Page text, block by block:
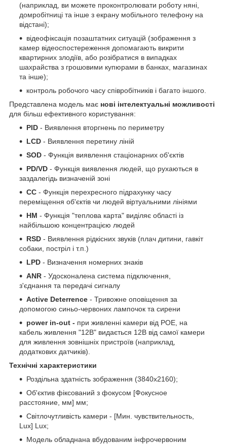
(наприклад, ви можете проконтролювати роботу няні,
домробітниці та інше з екрану мобільного телефону на
відстані);
відеофіксація позаштатних ситуацій (зображення з
камер відеоспостереження допомагають викрити
квартирних злодіїв, або розібратися в випадках
шахрайства з грошовими купюрами в банках, магазинах
та інше);
контроль робочого часу співробітників і багато іншого.
Представлена модель має нові інтелектуальні можливості
для більш ефективного користування:
PID - Виявлення вторгнень по периметру
LCD - Виявлення перетину ліній
SOD - Функція виявлення стаціонарних об'єктів
PD/VD - Функція виявлення людей, що рухаються в
заздалегідь визначеній зоні
CC - Функція перехресного підрахунку часу
переміщення об'єктів чи людей віртуальними лініями
HM - Функція "теплова карта" виділяє області із
найбільшою концентрацією людей
RSD - Виявлення рідкісних звуків (плач дитини, гавкіт
собаки, постріл і т.п.)
LPD - Визначення номерних знаків
ANR - Удосконалена система підключення,
з'єднання та передачі сигналу
Active Deterrence - Тривожне оповіщення за
допомогою синьо-червоних лампочок та сирени
power in-out - при живленні камери від POE, на
кабель живлення "12В" видається 12В від самої камери
для живлення зовнішніх пристроїв (наприклад,
додаткових датчиків).
Технічні характеристики
Роздільна здатність зображення (3840x2160);
Об'єктив фіксований з фокусом [Фокусное
расстояние, мм] мм;
Світлочутливість камери - [Мин. чувствительность,
Lux] Lux;
Модель обладнана вбудованим інфрочервоним